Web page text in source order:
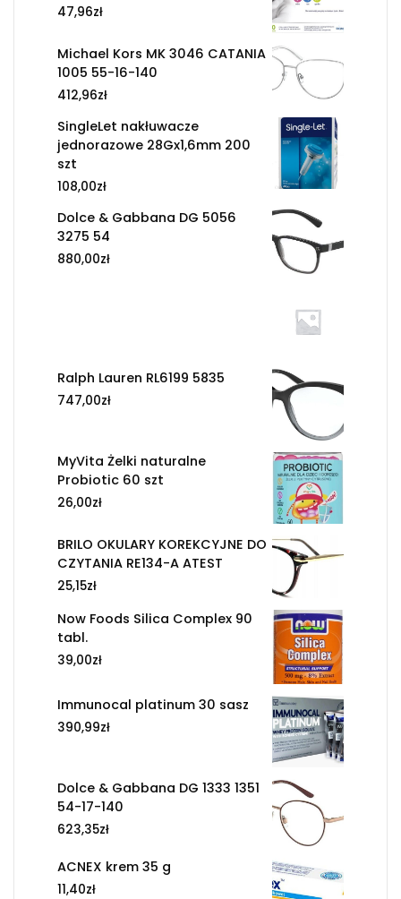
47,96zł
Michael Kors MK 3046 CATANIA
1005 55-16-140
412,96zł
SingleLet nakłuwacze
jednorazowe 28Gx1,6mm 200
szt
108,00zł
Dolce & Gabbana DG 5056
3275 54
880,00zł
Ralph Lauren RL6199 5835
747,00zł
MyVita Żelki naturalne
Probiotic 60 szt
26,00zł
BRILO OKULARY KOREKCYJNE DO
CZYTANIA RE134-A ATEST
25,15zł
Now Foods Silica Complex 90
tabl.
39,00zł
Immunocal platinum 30 sasz
390,99zł
Dolce & Gabbana DG 1333 1351
54-17-140
623,35zł
ACNEX krem 35 g
11,40zł